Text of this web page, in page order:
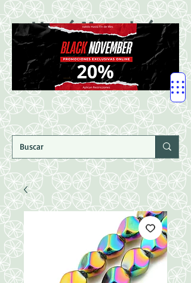
LLegó Mercadería
Nuevaaaaaa!!!!!